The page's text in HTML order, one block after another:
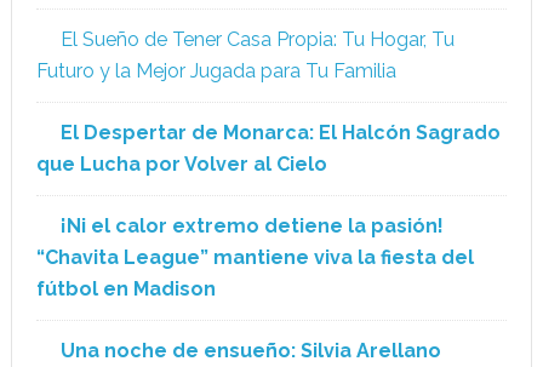
El Sueño de Tener Casa Propia: Tu Hogar, Tu
Futuro y la Mejor Jugada para Tu Familia
El Despertar de Monarca: El Halcón Sagrado
que Lucha por Volver al Cielo
¡Ni el calor extremo detiene la pasión!
“Chavita League” mantiene viva la fiesta del
fútbol en Madison
Una noche de ensueño: Silvia Arellano